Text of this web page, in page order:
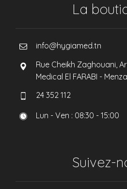
La
info@hygiamed.tn
Rue Cheikh Zaghouani,
Medical El FARABI -
24 352 112
Lun - Ven : 08:30 - 15:00
Suivez-